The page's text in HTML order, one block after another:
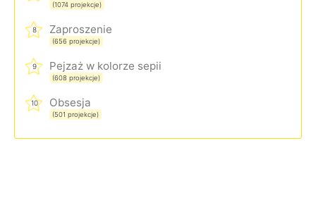
(1074 projekcje)
8 Zaproszenie
(656 projekcje)
9 Pejzaż w kolorze sepii
(608 projekcje)
10 Obsesja
(501 projekcje)